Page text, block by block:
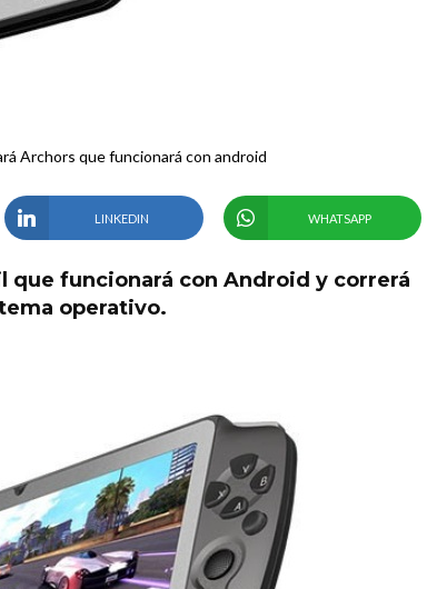
Archors que funcionará con android
LINKEDIN WHATSAPP
que funcionará con Android y correrá
operativo.